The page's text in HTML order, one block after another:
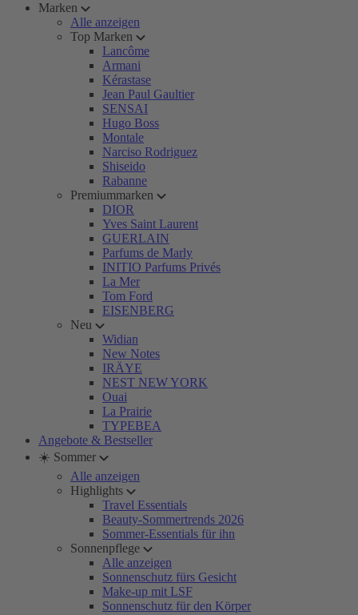
Marken
Alle anzeigen
Top Marken
Lancôme
Armani
Kérastase
Jean Paul Gaultier
SENSAI
Hugo Boss
Montale
Narciso Rodriguez
Shiseido
Rabanne
Premiummarken
DIOR
Yves Saint Laurent
GUERLAIN
Parfums de Marly
INITIO Parfums Privés
La Mer
Tom Ford
EISENBERG
Neu
Widian
New Notes
IRÄYE
NEST NEW YORK
Ouai
La Prairie
TYPEBEA
Angebote & Bestseller
☀️ Sommer
Alle anzeigen
Highlights
Travel Essentials
Beauty-Sommertrends 2026
Sommer-Essentials für ihn
Sonnenpflege
Alle anzeigen
Sonnenschutz fürs Gesicht
Make-up mit LSF
Sonnenschutz für den Körper